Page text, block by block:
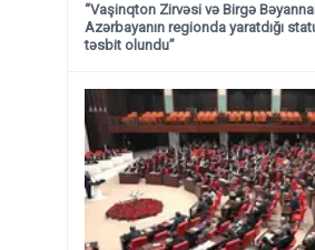
“Vaşinqton Zirvəsi və Birgə
Azərbayanın regionda yaratdığı
təsbit olundu”